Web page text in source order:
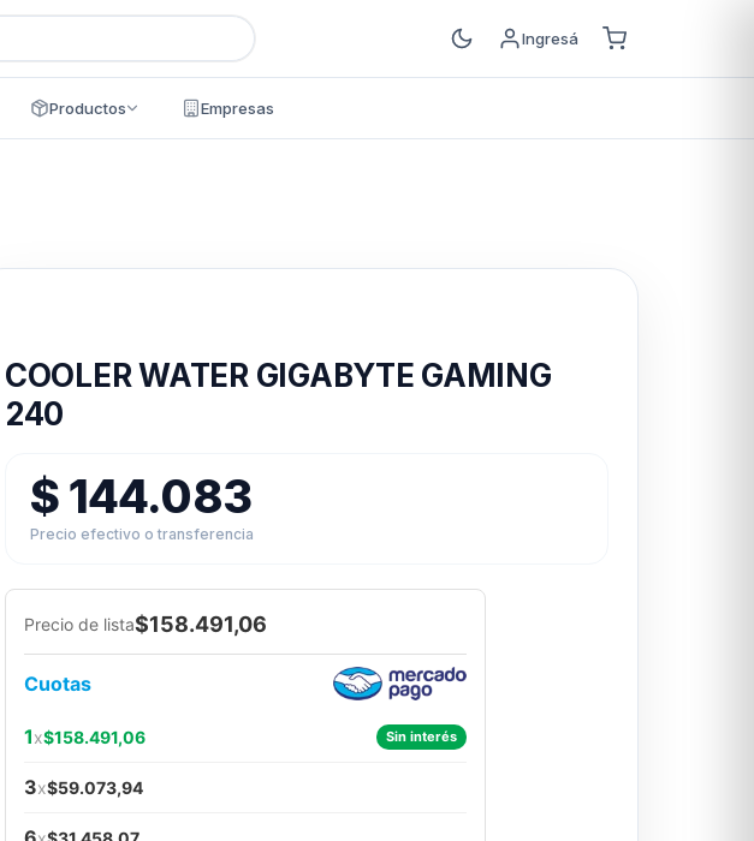
Ingresá
Productos Empresas
COOLER WATER GIGABYTE GAMING
240
$144.083
Precio efectivo o transferencia
Precio de lista$158.491,06
Cuotas
1x$158.491,06 Sin interés
3x$59.073,94